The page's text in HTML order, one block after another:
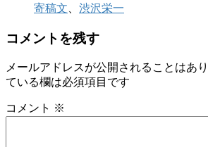
寄稿文
渋沢栄一
コメントを残す
メールアドレスが公開されることはあり
ている欄は必須項目です
コメント ※